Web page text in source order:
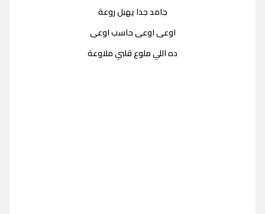
جامد جدا يهبل روعة
اوعى اوعى حاسب اوعى
ده اللي ملوع قلبي ملاوعة